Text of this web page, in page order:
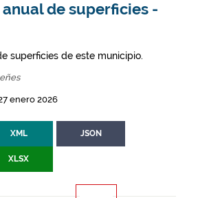
de superficies -
superficies de este municipio.
enero 2026
XML JSON
XLSX